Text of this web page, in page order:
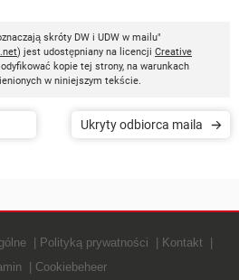
skróty DW i UDW w mailu"
) jest udostępniany na licencji Creative
kopie tej strony, na warunkach
w niniejszym tekście.
Ukryty odbiorca maila
Polityką prywatności
Kontakt
Cookiebeheer